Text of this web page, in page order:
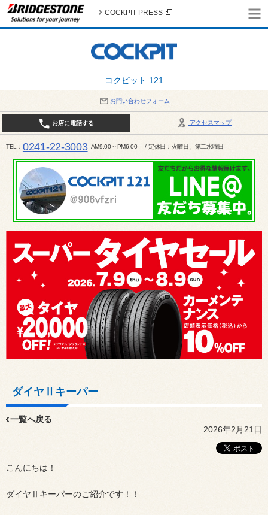
コクピット 121
COCKPIT PRESS
お問い合わせフォーム
アクセスマップ
お店に電話する
TEL 0241-22-3003 AM9:00～PM6:00 / 定休日：火曜日、第二水曜日
ダイヤⅡキーパー
一覧へ戻る
2026年2月21日
こんにちは！
ダイヤⅡキーパーのご紹介です！！